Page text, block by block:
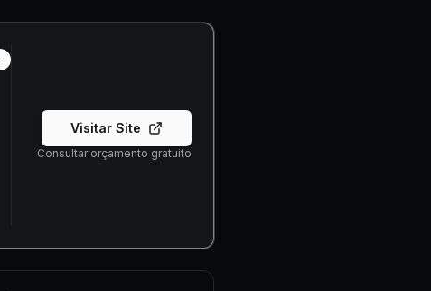
Visitar Site
Consultar orçamento gratuito